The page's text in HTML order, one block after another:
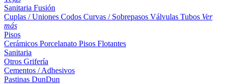
Sanitaria Fusión
Cuplas / Uniones Codos Curvas / Sobrepasos Válvulas Tubos Ver
más
Pisos
Cerámicos Porcelanato Pisos Flotantes
Sanitaria
Otros Grifería
Cementos / Adhesivos
Pastinas DunDun